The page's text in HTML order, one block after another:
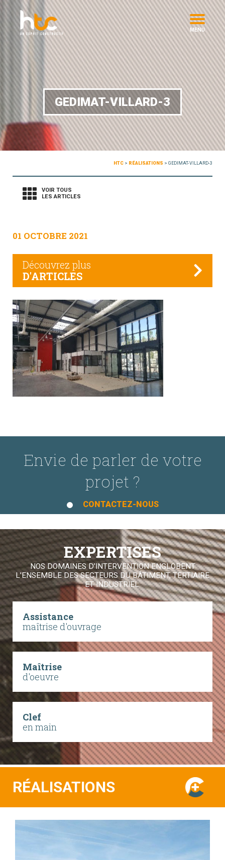
MENU
GEDIMAT-VILLARD-3
HTC > RÉALISATIONS > GEDIMAT-VILLARD-3
VOIR TOUS
LES ARTICLES
01 OCTOBRE 2021
Découvrez plus
D'ARTICLES
Envie de parler de votre
projet ?
CONTACTEZ-NOUS
EXPERTISES
NOS DOMAINES D'INTERVENTION ENGLOBENT
L’ENSEMBLE DES SECTEURS DU BÂTIMENT, TERTIAIRE
ET INDUSTRIEL.
Assistance
maîtrise d'ouvrage
Maîtrise
d'oeuvre
Clef
en main
RÉALISATIONS